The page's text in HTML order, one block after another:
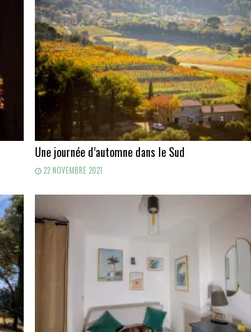
Une journée d’automne dans le Sud
22 NOVEMBRE 2021